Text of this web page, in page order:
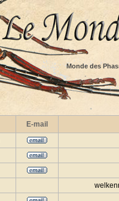
Monde des
E-mail